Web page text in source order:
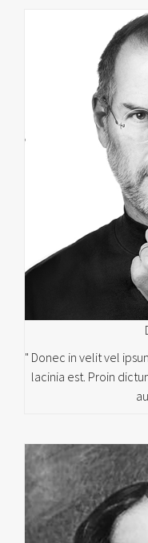
" Donec in velit vel
lacinia est. Proin